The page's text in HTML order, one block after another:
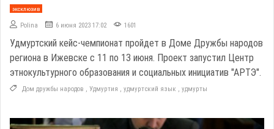
эксклюзив
Polina 6 июня 2023 17:02 1601
Удмуртский кейс-чемпионат пройдет в Доме Дружбы народов
региона в Ижевске с 11 по 13 июня. Проект запустил Центр
этнокультурного образования и социальных инициатив "АРТЭ".
Дом дружбы народов , Удмуртия , удмуртский язык , удмурты